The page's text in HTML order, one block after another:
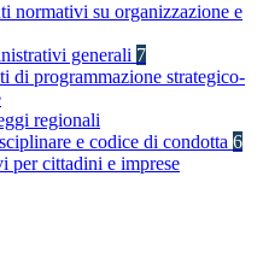
normativi su organizzazione e
generali 7
di programmazione strategico-
regionali
e codice di condotta 6
per cittadini e imprese